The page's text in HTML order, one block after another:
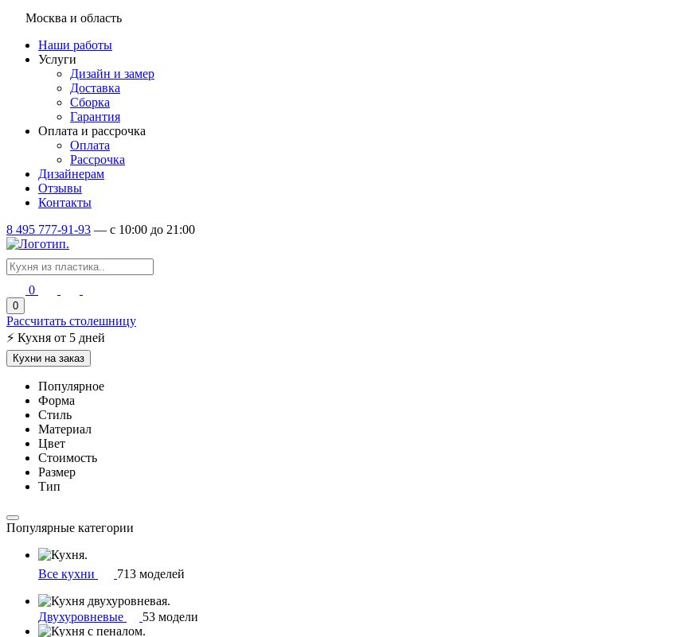
Москва и область
Наши работы
Услуги
Дизайн и замер
Доставка
Сборка
Гарантия
Оплата и рассрочка
Оплата
Рассрочка
Дизайнерам
Отзывы
Контакты
8 495 777-91-93 — c 10:00 до 21:00
0
0
Рассчитать столешницу
⚡ Кухня от 5 дней
Кухни на заказ
Популярное
Форма
Стиль
Материал
Цвет
Стоимость
Размер
Тип
Популярные категории
Все кухни 713 моделей
Двухуровневые 53 модели